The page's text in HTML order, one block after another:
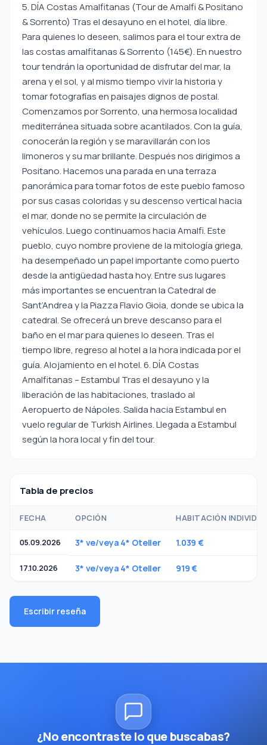
5. DÍA Costas Amalfitanas (Tour de Amalfi & Positano
& Sorrento) Tras el desayuno en el hotel, día libre.
Para quienes lo deseen, salimos para el tour extra de
las costas amalfitanas & Sorrento (145€). En nuestro
tour tendrán la oportunidad de disfrutar del mar, la
arena y el sol, y al mismo tiempo vivir la historia y
tomar fotografías en paisajes dignos de postal.
Comenzamos por Sorrento, una hermosa localidad
mediterránea situada sobre acantilados. Con la guía,
conocerán la región y se maravillarán con los
limoneros y su mar brillante. Después nos dirigimos a
Positano. Hacemos una parada en una terraza
panorámica para tomar fotos de este pueblo famoso
por sus casas coloridas y su descenso vertical hacia
el mar, donde no se permite la circulación de
vehículos. Luego continuamos hacia Amalfi. Este
pueblo, cuyo nombre proviene de la mitología griega,
ha desempeñado un papel importante como puerto
desde la antigüedad hasta hoy. Entre sus lugares
más importantes se encuentran la Catedral de
Sant’Andrea y la Piazza Flavio Gioia, donde se ubica la
catedral. Se ofrecerá un breve descanso para el
baño en el mar para quienes lo deseen. Tras el
tiempo libre, regreso al hotel a la hora indicada por el
guía. Alojamiento en el hotel. 6. DÍA Costas
Amalfitanas – Estambul Tras el desayuno y la
liberación de las habitaciones, traslado al
Aeropuerto de Nápoles. Salida hacia Estambul en
vuelo regular de Turkish Airlines. Llegada a Estambul
según la hora local y fin del tour.
Tabla de precios
FECHA OPCIÓN HABITACIÓN
05.09.2026 3* ve/veya 4* Oteller 1.039 €
17.10.2026 3* ve/veya 4* Oteller 919 €
Escribir reseña
¿No encontraste lo que buscabas?